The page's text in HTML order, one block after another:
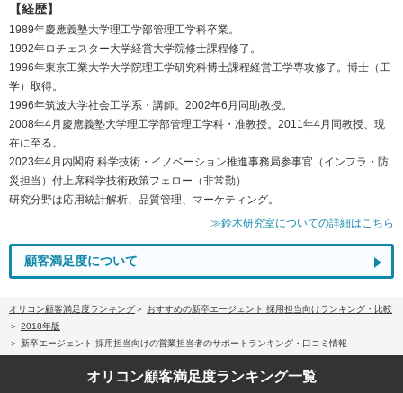
【経歴】
1989年慶應義塾大学理工学部管理工学科卒業。
1992年ロチェスター大学経営大学院修士課程修了。
1996年東京工業大学大学院理工学研究科博士課程経営工学専攻修了。博士（工
学）取得。
1996年筑波大学社会工学系・講師。2002年6月同助教授。
2008年4月慶應義塾大学理工学部管理工学科・准教授。2011年4月同教授、現
在に至る。
2023年4月内閣府 科学技術・イノベーション推進事務局参事官（インフラ・防
災担当）付上席科学技術政策フェロー（非常勤）
研究分野は応用統計解析、品質管理、マーケティング。
≫鈴木研究室についての詳細はこちら
顧客満足度について
オリコン顧客満足度ランキング
おすすめの新卒エージェント 採用担当向けランキング・比較
2018年版
新卒エージェント 採用担当向けの営業担当者のサポートランキング・口コミ情報
オリコン顧客満足度ランキング一覧